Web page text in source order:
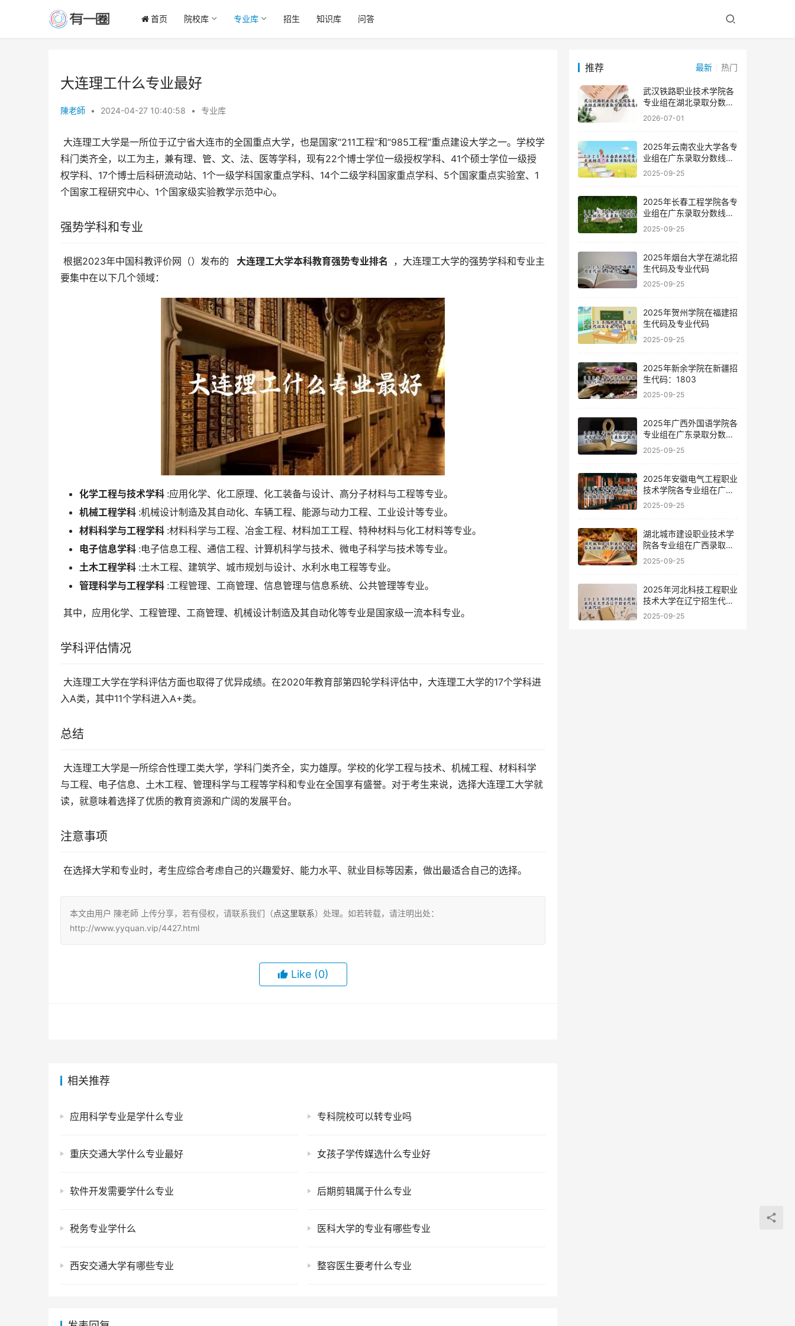
首页 院校库 专业库 招生 知识库 问答
大连理工什么专业最好
陳老師 • 2024-04-27 10:40:58 • 专业库
科门类齐全，以工为主，兼有理、管、文、法、医等学科，现有22个博士学位一级授权学科、41个硕士学位一级授
权学科、17个博士后科研流动站、1个一级学科国家重点学科、14个二级学科国家重点学科、5个国家重点实验室、1
个国家工程研究中心、1个国家级实验教学示范中心。
强势学科和专业
根据2023年中国科教评价网（）发布的
  大连理工大学本科教育强势专业排名
，大连理工大学的强势学科和专业主
要集中在以下几个领域：
化学工程与技术学科 :应用化学、化工原理、化工装备与设计、高分子材料与工程等专业。
机械工程学科 :机械设计制造及其自动化、车辆工程、能源与动力工程、工业设计等专业。
材料科学与工程学科 :材料科学与工程、冶金工程、材料加工工程、特种材料与化工材料等专业。
电子信息学科 :电子信息工程、通信工程、计算机科学与技术、微电子科学与技术等专业。
土木工程学科 :土木工程、建筑学、城市规划与设计、水利水电工程等专业。
管理科学与工程学科 :工程管理、工商管理、信息管理与信息系统、公共管理等专业。
其中，应用化学、工程管理、工商管理、机械设计制造及其自动化等专业是国家级一流本科专业。
学科评估情况
入A类，其中11个学科进入A+类。
总结
与工程、电子信息、土木工程、管理科学与工程等学科和专业在全国享有盛誉。对于考生来说，选择大连理工大学就
读，就意味着选择了优质的教育资源和广阔的发展平台。
注意事项
在选择大学和专业时，考生应综合考虑自己的兴趣爱好、能力水平、就业目标等因素，做出最适合自己的选择。
本文由用户 陳老師 上传分享，若有侵权，请联系我们（点这里联系）处理。如若转载，请注明出处：
http://www.yyquan.vip/4427.html
Like (0)
相关推荐
应用科学专业是学什么专业 专科院校可以转专业吗
重庆交通大学什么专业最好 女孩子学传媒选什么专业好
软件开发需要学什么专业 后期剪辑属于什么专业
税务专业学什么 医科大学的专业有哪些专业
西安交通大学有哪些专业 整容医生要考什么专业
推荐 最新 热门
武汉铁路职业技术学院各
专业组在湖北录取分数线
及选科要求
2026-07-01
2025年云南农业大学各专
业组在广东录取分数线及
位次
2025-09-25
2025年长春工程学院各专
业组在广东录取分数线及
位次
2025-09-25
2025年烟台大学在湖北招
生代码及专业代码
2025-09-25
2025年贺州学院在福建招
生代码及专业代码
2025-09-25
2025年新余学院在新疆招
生代码：1803
2025-09-25
2025年广西外国语学院各
专业组在广东录取分数线
及位次
2025-09-25
2025年安徽电气工程职业
技术学院各专业组在广东
录取分数线及位次
2025-09-25
湖北城市建设职业技术学
院各专业组在广西录取分
数线
2025-09-25
2025年河北科技工程职业
技术大学在辽宁招生代码
及专业代码
2025-09-25